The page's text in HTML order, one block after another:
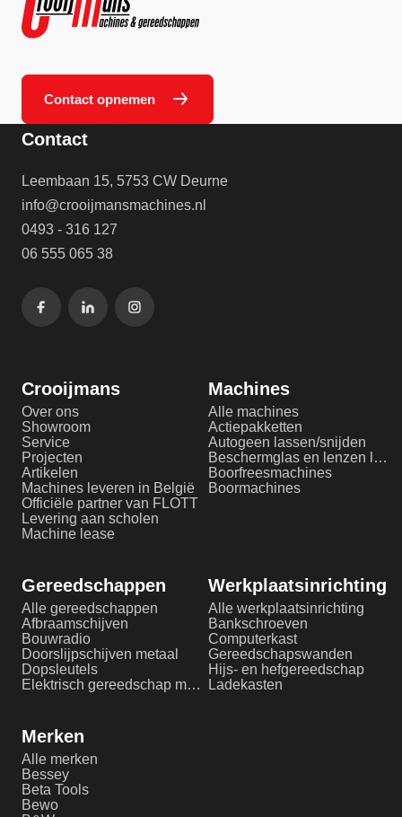
Contact opnemen
Contact
Leembaan 15, 5753 CW Deurne
info@crooijmansmachines.nl
0493 - 316 127
06 555 065 38
Crooijmans
Over ons
Showroom
Service
Projecten
Artikelen
Machines leveren in België
Officiële partner van FLOTT
Levering aan scholen
Machine lease
Machines
Alle machines
Actiepakketten
Autogeen lassen/snijden
Beschermglas en lenzen laserlassen
Boorfreesmachines
Boormachines
Gereedschappen
Alle gereedschappen
Afbraamschijven
Bouwradio
Doorslijpschijven metaal
Dopsleutels
Elektrisch gereedschap metaalbewerking
Werkplaatsinrichting
Alle werkplaatsinrichting
Bankschroeven
Computerkast
Gereedschapswanden
Hijs- en hefgereedschap
Ladekasten
Merken
Alle merken
Bessey
Beta Tools
Bewo